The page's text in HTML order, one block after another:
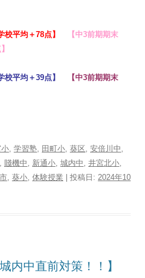
平均＋78点】 【中3前期期末
】
平均＋39点】 【中3前期期末
, 学習塾, 田町小, 葵区, 安倍川中,
, 賤機中, 新通小, 城内中, 井宮北小,
, 葵小, 体験授業 | 投稿日: 2024年10
内中直前対策！！】